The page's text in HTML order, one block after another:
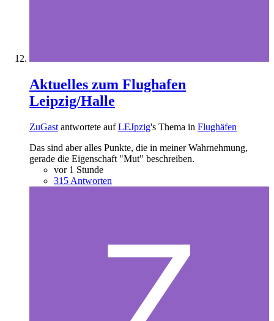
Aktuelles zum Flughafen
Leipzig/Halle
ZuGast antwortete aufLEJpzig's Thema in Flughäfen
Das sind aber alles Punkte, die in meiner Wahrnehmung,
gerade die Eigenschaft "Mut" beschreiben.
vor 1 Stunde
315 Antworten